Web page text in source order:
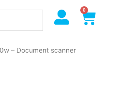
0
Cart
– Document scanner